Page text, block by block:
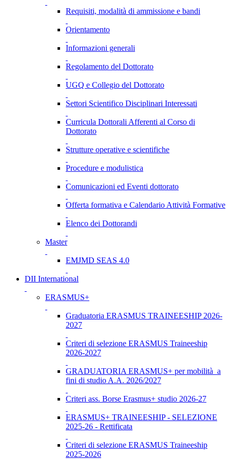
Requisiti, modalità di ammissione e bandi
Orientamento
Informazioni generali
Regolamento del Dottorato
UGQ e Collegio del Dottorato
Settori Scientifico Disciplinari Interessati
Curricula Dottorali Afferenti al Corso di
Dottorato
Strutture operative e scientifiche
Procedure e modulistica
Comunicazioni ed Eventi dottorato
Offerta formativa e Calendario Attività Formative
Elenco dei Dottorandi
Master
EMJMD SEAS 4.0
DII International
ERASMUS+
Graduatoria ERASMUS TRAINEESHIP 2026-
2027
Criteri di selezione ERASMUS Traineeship
2026-2027
GRADUATORIA ERASMUS+ per mobilità a
fini di studio A.A. 2026/2027
Criteri ass. Borse Erasmus+ studio 2026-27
ERASMUS+ TRAINEESHIP - SELEZIONE
2025-26 - Rettificata
Criteri di selezione ERASMUS Traineeship
2025-2026